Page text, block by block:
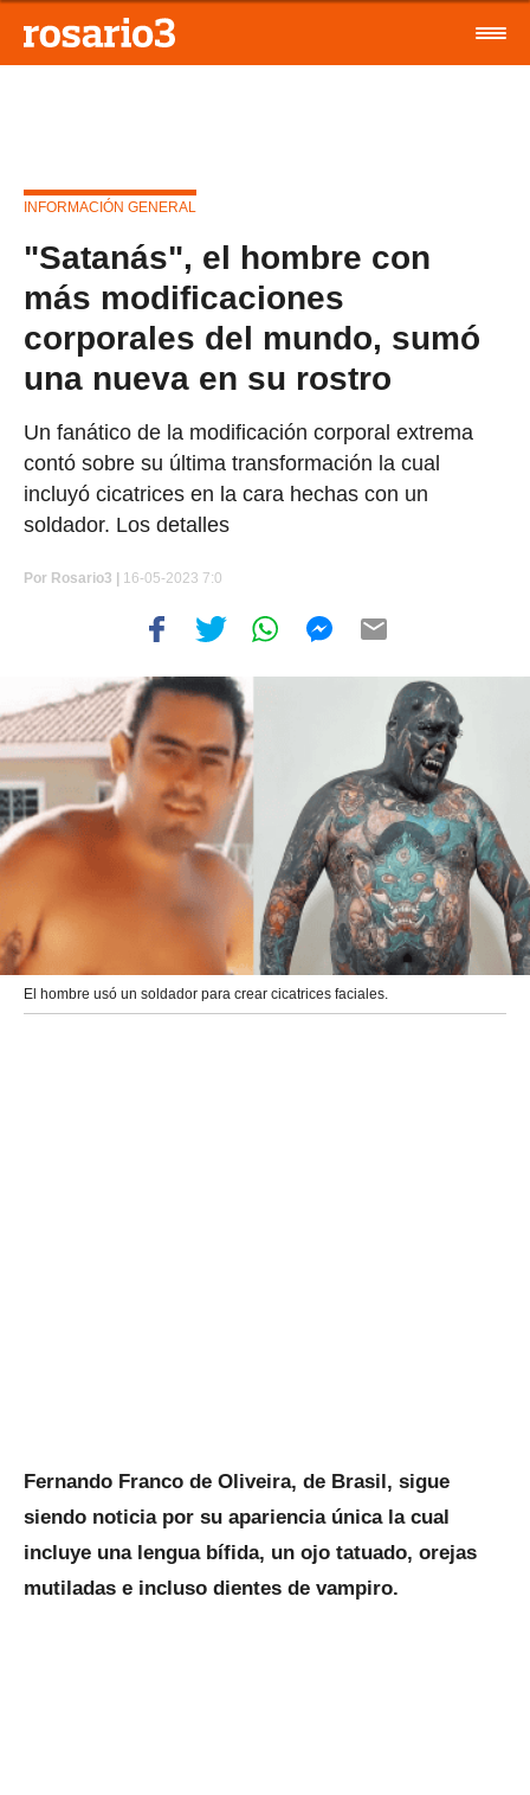
INFORMACIÓN GENERAL
"Satanás", el hombre con
más modificaciones
corporales del mundo, sumó
una nueva en su rostro
Un fanático de la modificación corporal extrema
contó sobre su última transformación la cual
incluyó cicatrices en la cara hechas con un
soldador. Los detalles
Por Rosario3 | 16-05-2023 7:0
El hombre usó un soldador para crear cicatrices faciales.
Fernando Franco de Oliveira, de Brasil, sigue
siendo noticia por su apariencia única la cual
incluye una lengua bífida, un ojo tatuado, orejas
mutiladas e incluso dientes de vampiro.